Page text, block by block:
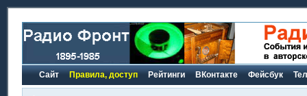
Сайт Правила, доступ Рейтинги ВКонтакте Фейсбук